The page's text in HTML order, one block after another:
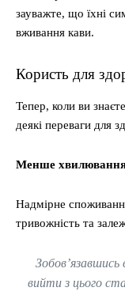
зауважте, що їхні
вживання кави.
Користь для
Тепер, коли ви
деякі переваги для
Менше
Надмірне
тривожність та
вийти з цього